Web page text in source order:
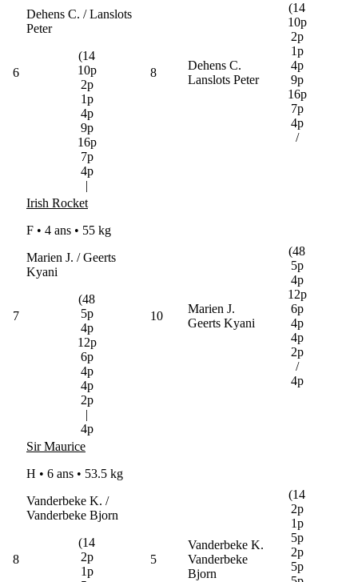
6
Dehens C. / Lanslots
Peter
(14
10p
2p
1p
4p
9p
16p
7p
4p
|
8
Dehens C.
Lanslots Peter
(14
10p
2p
1p
4p
9p
16p
7p
4p
/
7
Irish Rocket
F • 4 ans • 55 kg
Marien J. / Geerts
Kyani
(48
5p
4p
12p
6p
4p
4p
2p
|
4p
10
Marien J.
Geerts Kyani
(48
5p
4p
12p
6p
4p
4p
2p
/
4p
8
Sir Maurice
H • 6 ans • 53.5 kg
Vanderbeke K. /
Vanderbeke Bjorn
(14
2p
1p
5
Vanderbeke K.
Vanderbeke
Bjorn
(14
2p
1p
5p
2p
5p